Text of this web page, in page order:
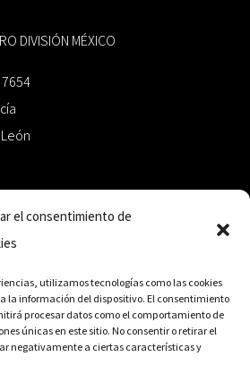
el consentimiento de
utilizamos tecnologías como las cookies
la información del dispositivo. El consentimiento
procesar datos como el comportamiento de
únicas en este sitio. No consentir o retirar el
negativamente a ciertas características y
DIVISIÓN MÉXICO
y Octaedro internacional